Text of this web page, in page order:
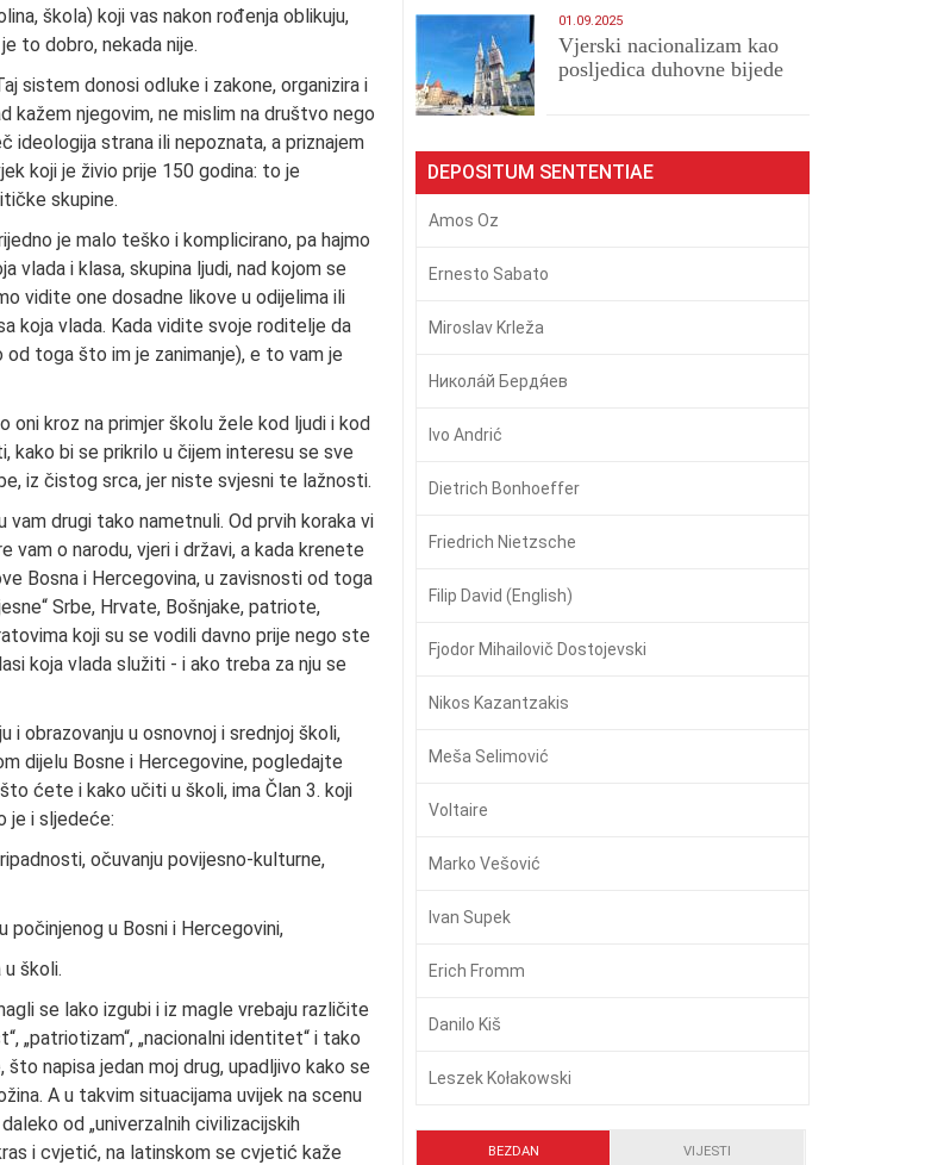
škola) koji vas nakon rođenja oblikuju,
to dobro, nekada nije.
sistem donosi odluke i zakone, organizira i
kažem njegovim, ne mislim na društvo nego
ideologija strana ili nepoznata, a priznajem
koji je živio prije 150 godina: to je
skupine.
je malo teško i komplicirano, pa hajmo
vlada i klasa, skupina ljudi, nad kojom se
vidite one dosadne likove u odijelima ili
koja vlada. Kada vidite svoje roditelje da
od toga što im je zanimanje), e to vam je
oni kroz na primjer školu žele kod ljudi i kod
bi se prikrilo u čijem interesu se sve
iz čistog srca, jer niste svjesni te lažnosti.
drugi tako nametnuli. Od prvih koraka vi
o narodu, vjeri i državi, a kada krenete
Bosna i Hercegovina, u zavisnosti od toga
Srbe, Hrvate, Bošnjake, patriote,
koji su se vodili davno prije nego ste
koja vlada služiti - i ako treba za nju se
obrazovanju u osnovnoj i srednjoj školi,
dijelu Bosne i Hercegovine, pogledajte
ćete i kako učiti u školi, ima Član 3. koji
je i sljedeće:
očuvanju povijesno-kulturne,
počinjenog u Bosni i Hercegovini,
školi.
se lako izgubi i iz magle vrebaju različite
„patriotizam“, „nacionalni identitet“ i tako
napisa jedan moj drug, upadljivo kako se
A u takvim situacijama uvijek na scenu
od „univerzalnih civilizacijskih
i cvjetić, na latinskom se cvjetić kaže
01.09.2025
​Vjerski nacionalizam kao
posljedica duhovne bijede
DEPOSITUM SENTENTIAE
Amos Oz
Ernesto Sabato
Miroslav Krleža
Никола́й Бердя́ев
Ivo Andrić
Dietrich Bonhoeffer
Friedrich Nietzsche
Filip David (English)
Fjodor Mihailovič Dostojevski
Nikos Kazantzakis
Meša Selimović
Voltaire
Marko Vešović
Ivan Supek
Erich Fromm
Danilo Kiš
Leszek Kołakowski
BEZDAN VIJESTI